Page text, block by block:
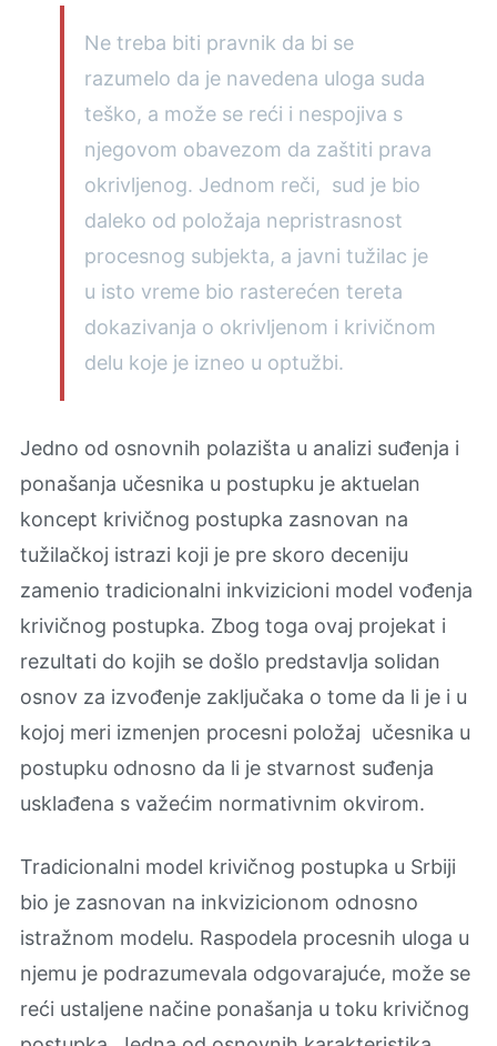
Ne treba biti pravnik da bi se
razumelo da je navedena uloga suda
teško, a može se reći i nespojiva s
njegovom obavezom da zaštiti prava
okrivljenog. Jednom reči, sud je bio
daleko od položaja nepristrasnost
procesnog subjekta, a javni tužilac je
u isto vreme bio rasterećen tereta
dokazivanja o okrivljenom i krivičnom
delu koje je izneo u optužbi.
Jedno od osnovnih polazišta u analizi suđenja i
ponašanja učesnika u postupku je aktuelan
koncept krivičnog postupka zasnovan na
tužilačkoj istrazi koji je pre skoro deceniju
zamenio tradicionalni inkvizicioni model vođenja
krivičnog postupka. Zbog toga ovaj projekat i
rezultati do kojih se došlo predstavlja solidan
osnov za izvođenje zaključaka o tome da li je i u
kojoj meri izmenjen procesni položaj učesnika u
postupku odnosno da li je stvarnost suđenja
usklađena s važećim normativnim okvirom.
Tradicionalni model krivičnog postupka u Srbiji
bio je zasnovan na inkvizicionom odnosno
istražnom modelu. Raspodela procesnih uloga u
njemu je podrazumevala odgovarajuće, može se
reći ustaljene načine ponašanja u toku krivičnog